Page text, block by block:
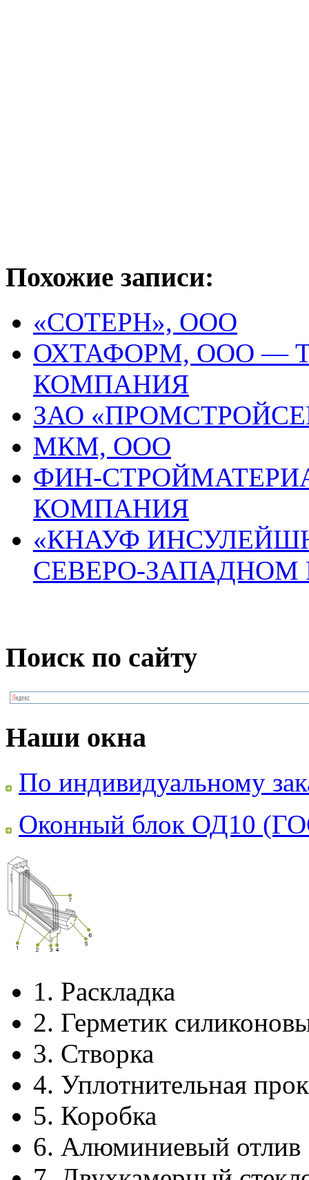
Похожие записи:
«СОТЕРН», ООО
ОХТАФОРМ, ООО —
КОМПАНИЯ
ЗАО
МКМ, ООО
ФИН-
КОМПАНИЯ
«КНАУФ
СЕВЕРО-ЗАПАДНОМ
Поиск по сайту
Наши окна
По индивидуальному
Оконный блок ОД10
1. Раскладка
2. Герметик
3. Створка
4. Уплотнительная
5. Коробка
6. Алюминиевый отлив